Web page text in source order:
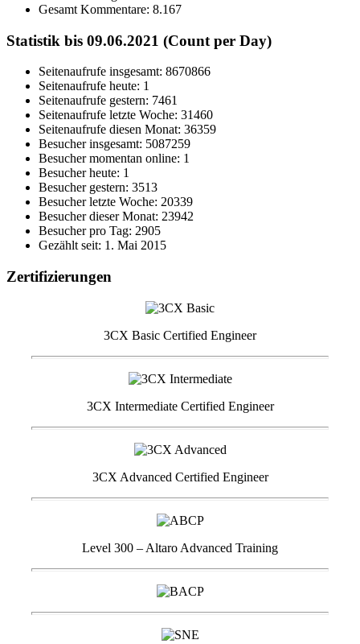
Gesamt Kommentare: 8.167
Statistik bis 09.06.2021 (Count per Day)
Seitenaufrufe insgesamt: 8670866
Seitenaufrufe heute: 1
Seitenaufrufe gestern: 7461
Seitenaufrufe letzte Woche: 31460
Seitenaufrufe diesen Monat: 36359
Besucher insgesamt: 5087259
Besucher momentan online: 1
Besucher heute: 1
Besucher gestern: 3513
Besucher letzte Woche: 20339
Besucher dieser Monat: 23942
Besucher pro Tag: 2905
Gezählt seit: 1. Mai 2015
Zertifizierungen
3CX Basic Certified Engineer
3CX Intermediate Certified Engineer
3CX Advanced Certified Engineer
Level 300 – Altaro Advanced Training